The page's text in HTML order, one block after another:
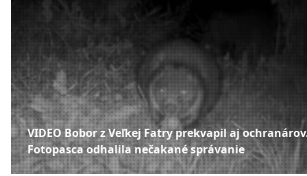
VIDEO Bobor z Veľkej Fatry prekvapil aj
Fotopasca odhalila nečakané správanie